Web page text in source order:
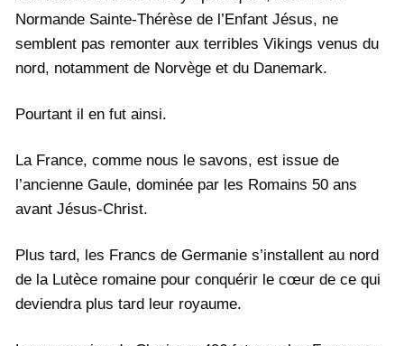
Normande Sainte-Thérèse de l’Enfant Jésus, ne
semblent pas remonter aux terribles Vikings venus du
nord, notamment de Norvège et du Danemark.
Pourtant il en fut ainsi.
La France, comme nous le savons, est issue de
l’ancienne Gaule, dominée par les Romains 50 ans
avant Jésus-Christ.
Plus tard, les Francs de Germanie s’installent au nord
de la Lutèce romaine pour conquérir le cœur de ce qui
deviendra plus tard leur royaume.